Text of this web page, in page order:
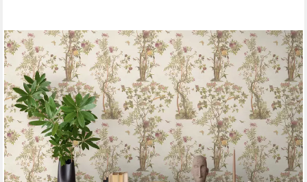
A.S. CRÉATION
Vliestapete Florale Mustertapete Schmetterlinge bunte Farben,
strukturiert, botanisch, (1 St)
ab 21,33 € UVP45,95 €
(4,00 €/ 1 qm)
-54%
lieferbar - in 4-5 Werktagen bei dir
+2